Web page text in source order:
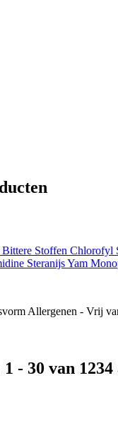
Bittere Stoffen Chlorofyl
SteranijsYam
Allergenen - Vrij
- 30 van